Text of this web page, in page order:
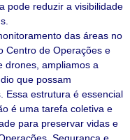
pode reduzir a visibilidade
das áreas no
Centro de Operações e
drones, ampliamos a
que possam
Essa estrutura é essencial
é uma tarefa coletiva e
para preservar vidas e